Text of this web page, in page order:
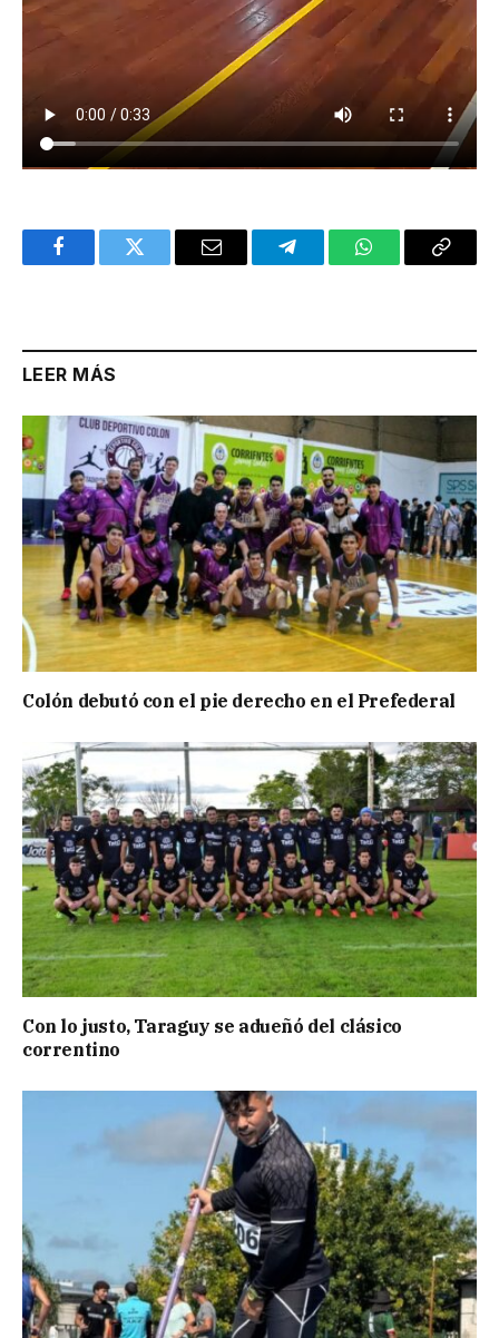
FacebookTwitter Email TelegramWhatsAppCopy
LEER MÁS
Colón debutó con el pie derecho en el Prefederal
Con lo justo, Taraguy se adueñó del clásico
correntino